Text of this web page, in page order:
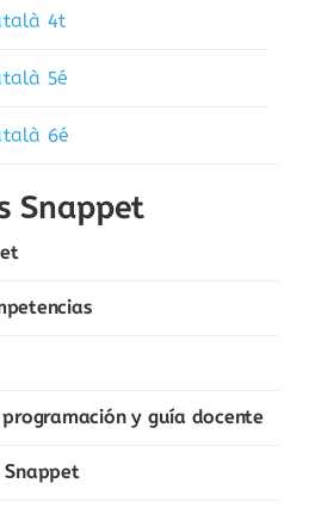
4t
5é
6é
Snappet
y guía docente